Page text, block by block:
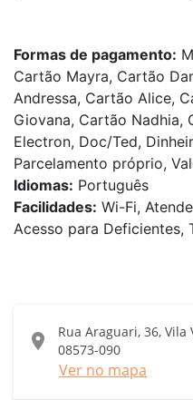
Formas de pagamento:
Cartão Mayra, Cartão
Andressa, Cartão Alice,
Giovana, Cartão Nadhia,
Electron, Doc/Ted,
Parcelamento próprio,
Idiomas: Português
Facilidades: Wi-Fi,
Acesso para Deficientes,
location_on
Rua Araguari, 36,
08573-090
Ver no mapa